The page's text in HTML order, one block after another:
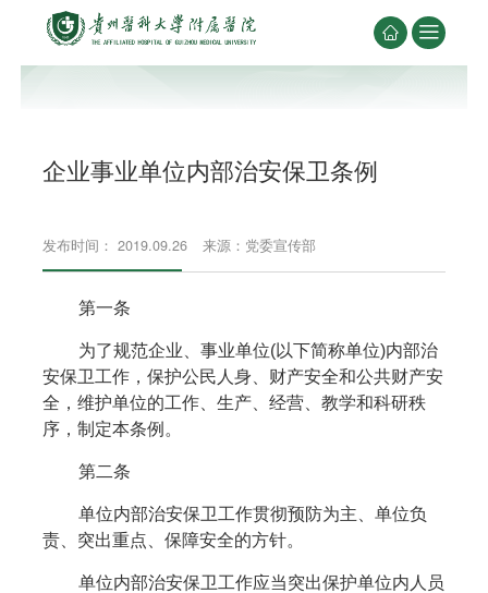
 
企业事业单位内部治安保卫条例
发布时间： 2019.09.26 来源：党委宣传部
第一条
为了规范企业、事业单位(以下简称单位)内部治
安保卫工作，保护公民人身、财产安全和公共财产安
全，维护单位的工作、生产、经营、教学和科研秩
序，制定本条例。
第二条
单位内部治安保卫工作贯彻预防为主、单位负
责、突出重点、保障安全的方针。
单位内部治安保卫工作应当突出保护单位内人员